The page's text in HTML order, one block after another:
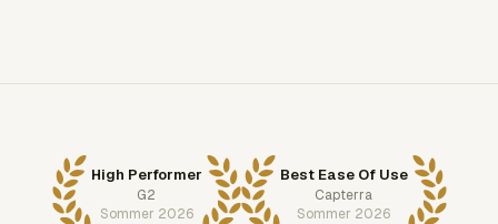
High Performer
G2
Sommer 2026
Best Ease Of Use
Capterra
Sommer 2026